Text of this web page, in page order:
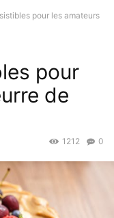
pour les amateurs
pour
de
0
1212